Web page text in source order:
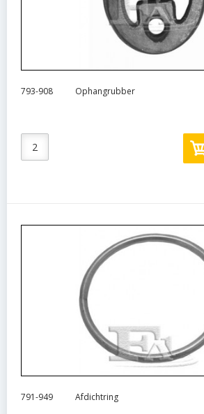
793-908 Ophangrubber
791-949 Afdichtring